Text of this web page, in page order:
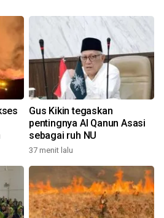
Gus Kikin tegaskan
pentingnya Al Qanun Asasi
sebagai ruh NU
37 menit lalu